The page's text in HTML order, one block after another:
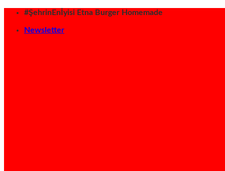
İçeriğe#ŞehrinEnİyisi Etna Burger Homemade
Newsletter